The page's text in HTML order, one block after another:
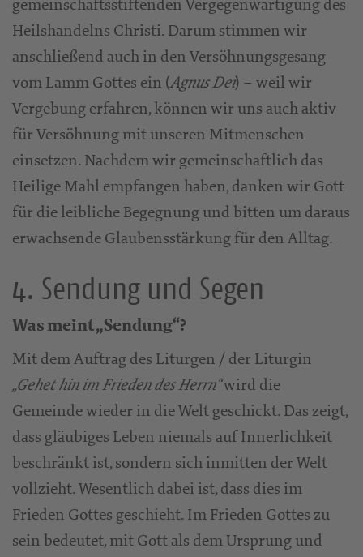
Heilshandelns Christi. Darum stimmen wir
anschließend auch in den Versöhnungsgesang
vom Lamm Gottes ein (Agnus Dei) – weil wir
Vergebung erfahren, können wir uns auch aktiv
für Versöhnung mit unseren Mitmenschen
einsetzen. Nachdem wir gemeinschaftlich das
Heilige Mahl empfangen haben, danken wir Gott
für die leibliche Begegnung und bitten um daraus
erwachsende Glaubensstärkung für den Alltag.
4. Sendung und Segen
Was meint „Sendung“?
Mit dem Auftrag des Liturgen / der Liturgin
„Gehet hin im Frieden des Herrn“wird die
Gemeinde wieder in die Welt geschickt. Das zeigt,
dass gläubiges Leben niemals auf Innerlichkeit
beschränkt ist, sondern sich inmitten der Welt
vollzieht. Wesentlich dabei ist, dass dies im
Frieden Gottes geschieht. Im Frieden Gottes zu
sein bedeutet, mit Gott als dem Ursprung und